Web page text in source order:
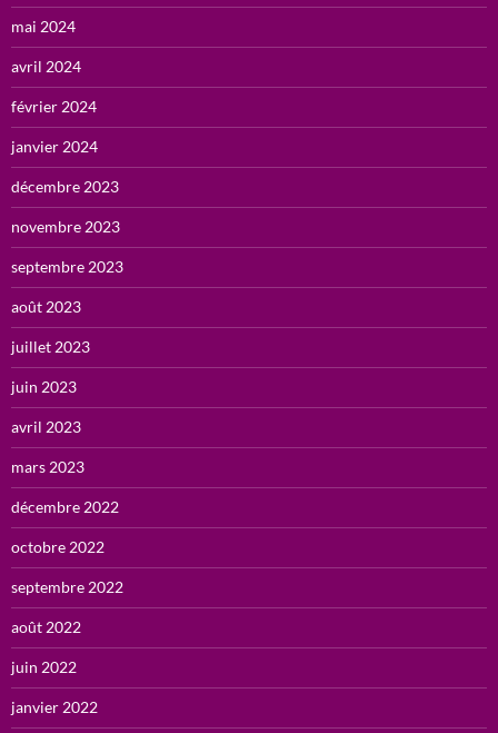
mai 2024
avril 2024
février 2024
janvier 2024
décembre 2023
novembre 2023
septembre 2023
août 2023
juillet 2023
juin 2023
avril 2023
mars 2023
décembre 2022
octobre 2022
septembre 2022
août 2022
juin 2022
janvier 2022